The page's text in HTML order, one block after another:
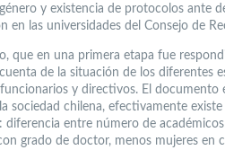
y existencia de protocolos ante
en las universidades del Consejo de
que en una primera etapa fue
de la situación de los diferentes
y directivos. El documento
sociedad chilena, efectivamente
diferencia entre número de
grado de doctor, menos mujeres en